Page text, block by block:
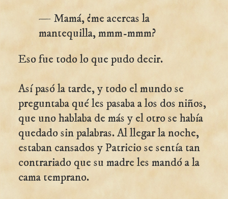
— Mamá, ¿me acercas la
mantequilla, mmm-mmm?
Eso fue todo lo que pudo decir.
Así pasó la tarde, y todo el mundo se
preguntaba qué les pasaba a los dos niños,
que uno hablaba de más y el otro se había
quedado sin palabras. Al llegar la noche,
estaban cansados y Patricio se sentía tan
contrariado que su madre les mandó a la
cama temprano.